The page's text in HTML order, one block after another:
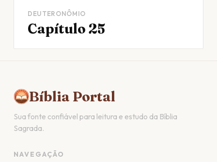
DEUTERONÔMIO
Capítulo 25
Bíblia Portal
Sua fonte confiável para leitura e estudo da Bíblia
Sagrada.
NAVEGAÇÃO